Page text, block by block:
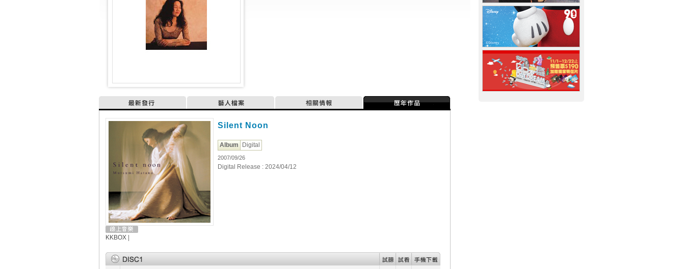
最新發行 藝人檔案 相關情報 歷年作品
KKBOX
Silent Noon
Album Digital
2007/09/26
Digital Release : 2024/04/12